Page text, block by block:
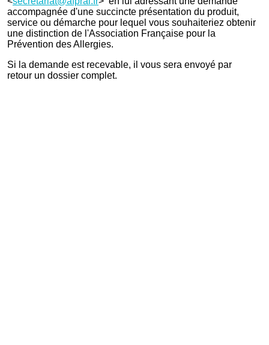
accompagnée d'une succincte présentation du produit,
service ou démarche pour lequel vous souhaiteriez obtenir
une distinction de l'Association Française pour la
Prévention des Allergies.
Si la demande est recevable, il vous sera envoyé par
retour un dossier complet.